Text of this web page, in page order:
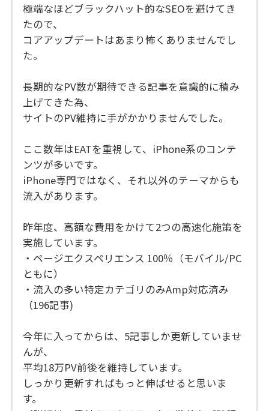
極端なほどブラックハット的なSEOを避けてき
たので、
コアアップデートはあまり怖くありませんでし
た。
長期的なPV数が期待できる記事を意識的に積み
上げてきた為、
サイトのPV維持に手がかかりませんでした。
ここ数年はEATを重視して、iPhone系のコンテ
ンツが多いです。
iPhone専門ではなく、それ以外のテーマからも
流入があります。
昨年度、高額な費用をかけて2つの高速化施策を
実施しています。
・ページエクスペリエンス 100％（モバイル/PC
ともに）
・流入の多い特定カテゴリのみAmp対応済み
（196記事)
今年に入ってからは、5記事しか更新していませ
んが、
平均18万PV前後を維持しています。
しっかり更新すればもっと伸ばせると思いま
す。